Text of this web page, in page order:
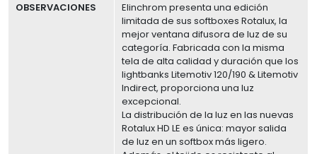
OBSERVACIONES
Elinchrom presenta una edición
limitada de sus softboxes Rotalux, la
mejor ventana difusora de luz de su
categoría. Fabricada con la misma
tela de alta calidad y duración que los
lightbanks Litemotiv 120/190 & Litemotiv
Indirect, proporciona una luz
excepcional.
La distribución de la luz en las nuevas
Rotalux HD LE es única: mayor salida
de luz en un softbox más ligero.